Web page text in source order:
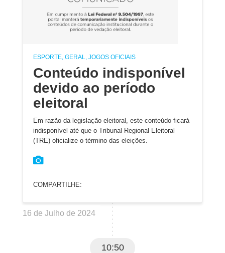
ESPORTE, GERAL, JOGOS OFICIAIS
Conteúdo indisponível
devido ao período
eleitoral
Em razão da legislação eleitoral, este conteúdo ficará
indisponível até que o Tribunal Regional Eleitoral
(TRE) oficialize o término das eleições.
COMPARTILHE:
16 de Julho de 2024
10:50